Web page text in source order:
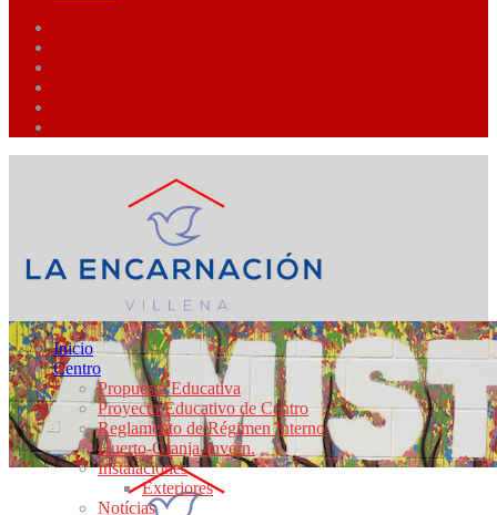
Inicio
Centro
Propuesta Educativa
Proyecto Educativo de Centro
Reglamento de Régimen Interno
Huerto-Granja-Invern.
Instalaciones
Exteriores
Notícias